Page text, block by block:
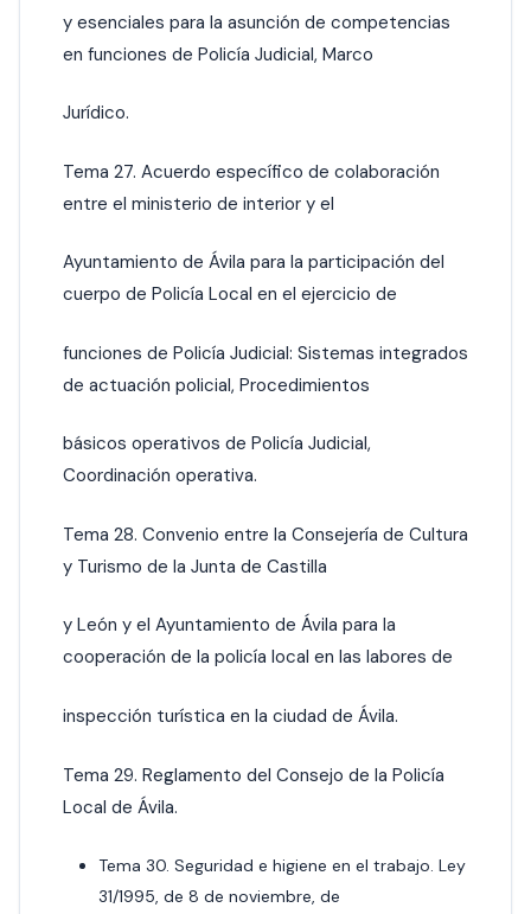
y esenciales para la asunción de competencias
en funciones de Policía Judicial, Marco
Jurídico.
Tema 27. Acuerdo específico de colaboración
entre el ministerio de interior y el
Ayuntamiento de Ávila para la participación del
cuerpo de Policía Local en el ejercicio de
funciones de Policía Judicial: Sistemas integrados
de actuación policial, Procedimientos
básicos operativos de Policía Judicial,
Coordinación operativa.
Tema 28. Convenio entre la Consejería de Cultura
y Turismo de la Junta de Castilla
y León y el Ayuntamiento de Ávila para la
cooperación de la policía local en las labores de
inspección turística en la ciudad de Ávila.
Tema 29. Reglamento del Consejo de la Policía
Local de Ávila.
Tema 30. Seguridad e higiene en el trabajo. Ley
31/1995, de 8 de noviembre, de